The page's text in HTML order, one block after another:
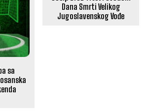
sa
Dana Smrti Velikog
Jugoslavenskog Vođe